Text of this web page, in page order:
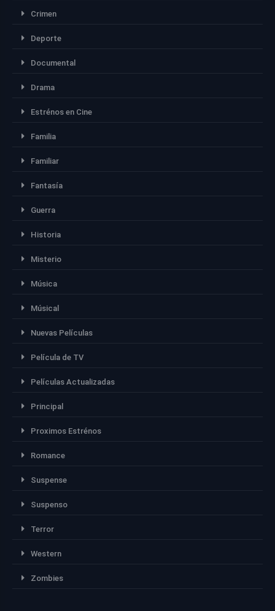
Crimen
Deporte
Documental
Drama
Estrénos en Cine
Familia
Familiar
Fantasía
Guerra
Historia
Misterio
Música
Músical
Nuevas Películas
Película de TV
Películas Actualizadas
Principal
Proximos Estrénos
Romance
Suspense
Suspenso
Terror
Western
Zombies